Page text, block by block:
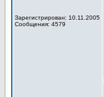
Зарегистрирован: 10.11.2005
Сообщения: 4579